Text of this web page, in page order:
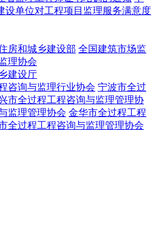
设单位对工程项目监理服务满意度
房和城乡建设部 全国建筑市场监
理协会
建设厅
咨询与监理行业协会 宁波市全过
市全过程工程咨询与监理管理协
监理管理协会 金华市全过程工程
全过程工程咨询与监理管理协会